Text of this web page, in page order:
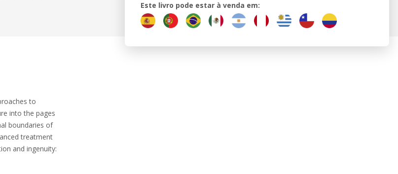
Este livro pode estar à venda em:
to
into the pages
boundaries of
treatment
and ingenuity: